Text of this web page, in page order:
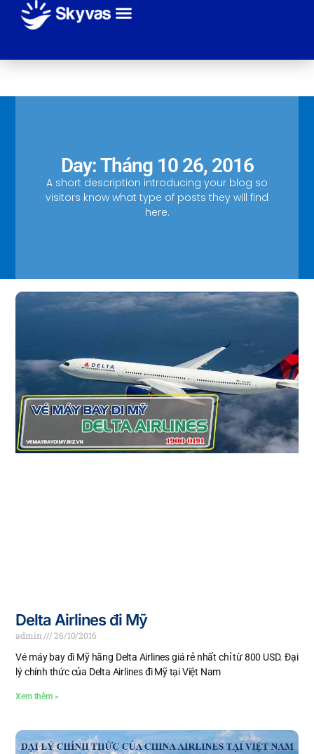
Day: Tháng 10 26, 2016
A short description introducing your blog so
visitors know what type of posts they will find
here.
Delta Airlines đi Mỹ
admin
26/10/2016
Vé máy bay đi Mỹ hãng Delta Airlines giá rẻ nhất chỉ từ 800 USD. Đại
lý chính thức của Delta Airlines đi Mỹ tại Việt Nam
Xem thêm »